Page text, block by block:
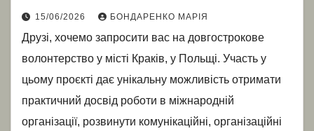
15/06/2026 БОНДАРЕНКО МАРІЯ
Друзі, хочемо запросити вас на довгострокове
волонтерство у місті Краків, у Польщі. Участь у
цьому проєкті дає унікальну можливість отримати
практичний досвід роботи в міжнародній
організації, розвинути комунікаційні, організаційні